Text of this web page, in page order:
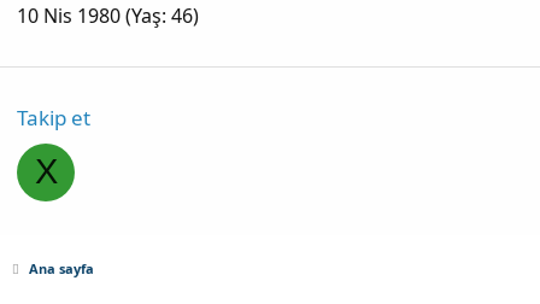
10 Nis 1980 (Yaş: 46)
Takip et
X
Ana sayfa